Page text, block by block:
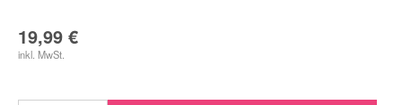
19,99 €
inkl. MwSt.